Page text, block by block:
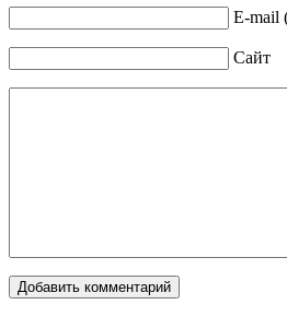
E-mail
Сайт